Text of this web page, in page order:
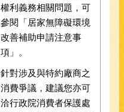
權利義務相關問題，可
參閱「居家無障礙環境
改善補助申請注意事
項」。
針對涉及與特約廠商之
消費爭議，建議您亦可
洽行政院消費者保護處